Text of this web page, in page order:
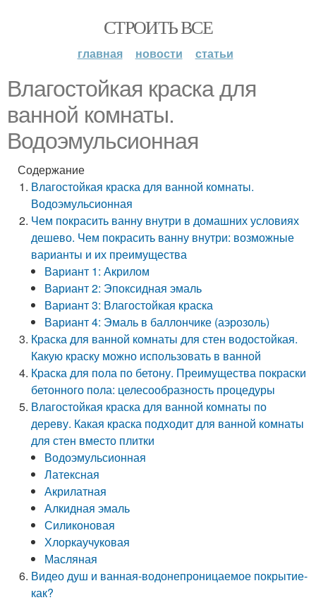
СТРОИТЬ ВСЕ
главная новости статьи
Влагостойкая краска для
ванной комнаты.
Водоэмульсионная
Содержание
Влагостойкая краска для ванной комнаты.
Водоэмульсионная
Чем покрасить ванну внутри в домашних условиях
дешево. Чем покрасить ванну внутри: возможные
варианты и их преимущества
Вариант 1: Акрилом
Вариант 2: Эпоксидная эмаль
Вариант 3: Влагостойкая краска
Вариант 4: Эмаль в баллончике (аэрозоль)
Краска для ванной комнаты для стен водостойкая.
Какую краску можно использовать в ванной
Краска для пола по бетону. Преимущества покраски
бетонного пола: целесообразность процедуры
Влагостойкая краска для ванной комнаты по
дереву. Какая краска подходит для ванной комнаты
для стен вместо плитки
Водоэмульсионная
Латексная
Акрилатная
Алкидная эмаль
Силиконовая
Хлоркаучуковая
Масляная
Видео душ и ванная-водонепроницаемое покрытие-
как?